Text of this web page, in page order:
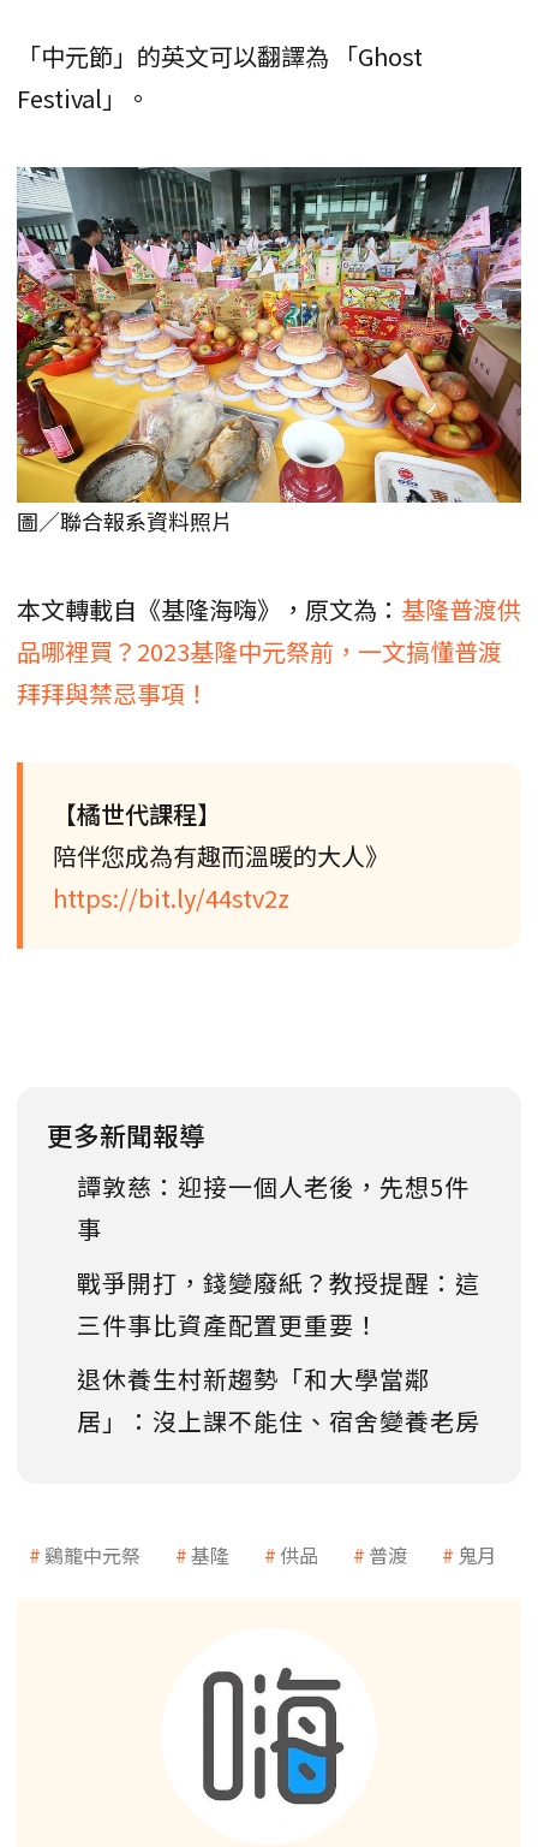
「中元節」的英文可以翻譯為 「Ghost
Festival」。
圖／聯合報系資料照片
本文轉載自《基隆海嗨》，原文為： 基隆普渡供
品哪裡買？2023基隆中元祭前，一文搞懂普渡
拜拜與禁忌事項！
【橘世代課程】
陪伴您成為有趣而溫暖的大人》
https://bit.ly/44stv2z
更多新聞報導
譚敦慈：迎接一個人老後，先想5件
事
戰爭開打，錢變廢紙？教授提醒：這
三件事比資產配置更重要！
退休養生村新趨勢「和大學當鄰
居」：沒上課不能住、宿舍變養老房
鷄籠中元祭 基隆 供品 普渡 鬼月